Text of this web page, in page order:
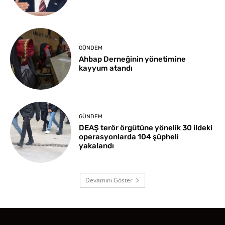
GÜNDEM
Ahbap Derneğinin yönetimine
kayyum atandı
GÜNDEM
DEAŞ terör örgütüne yönelik 30 ildeki
operasyonlarda 104 şüpheli
yakalandı
Devamını Göster